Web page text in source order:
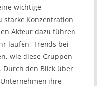
wichtige
starke Konzentration
Akteur dazu führen
laufen, Trends bei
wie diese Gruppen
den Blick über
ihre